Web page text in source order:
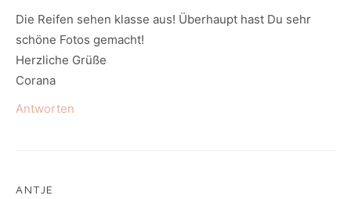
Die Reifen sehen klasse aus! Überhaupt hast Du sehr
schöne Fotos gemacht!
Herzliche Grüße
Corana
Antworten
ANTJE